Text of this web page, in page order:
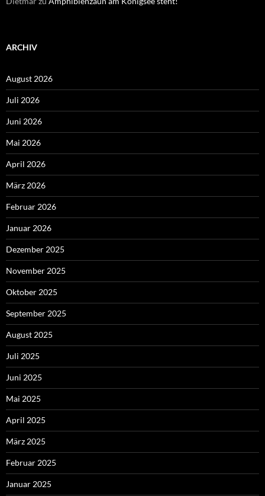
ARCHIV
August 2026
Juli 2026
Juni 2026
Mai 2026
April 2026
März 2026
Februar 2026
Januar 2026
Dezember 2025
November 2025
Oktober 2025
September 2025
August 2025
Juli 2025
Juni 2025
Mai 2025
April 2025
März 2025
Februar 2025
Januar 2025